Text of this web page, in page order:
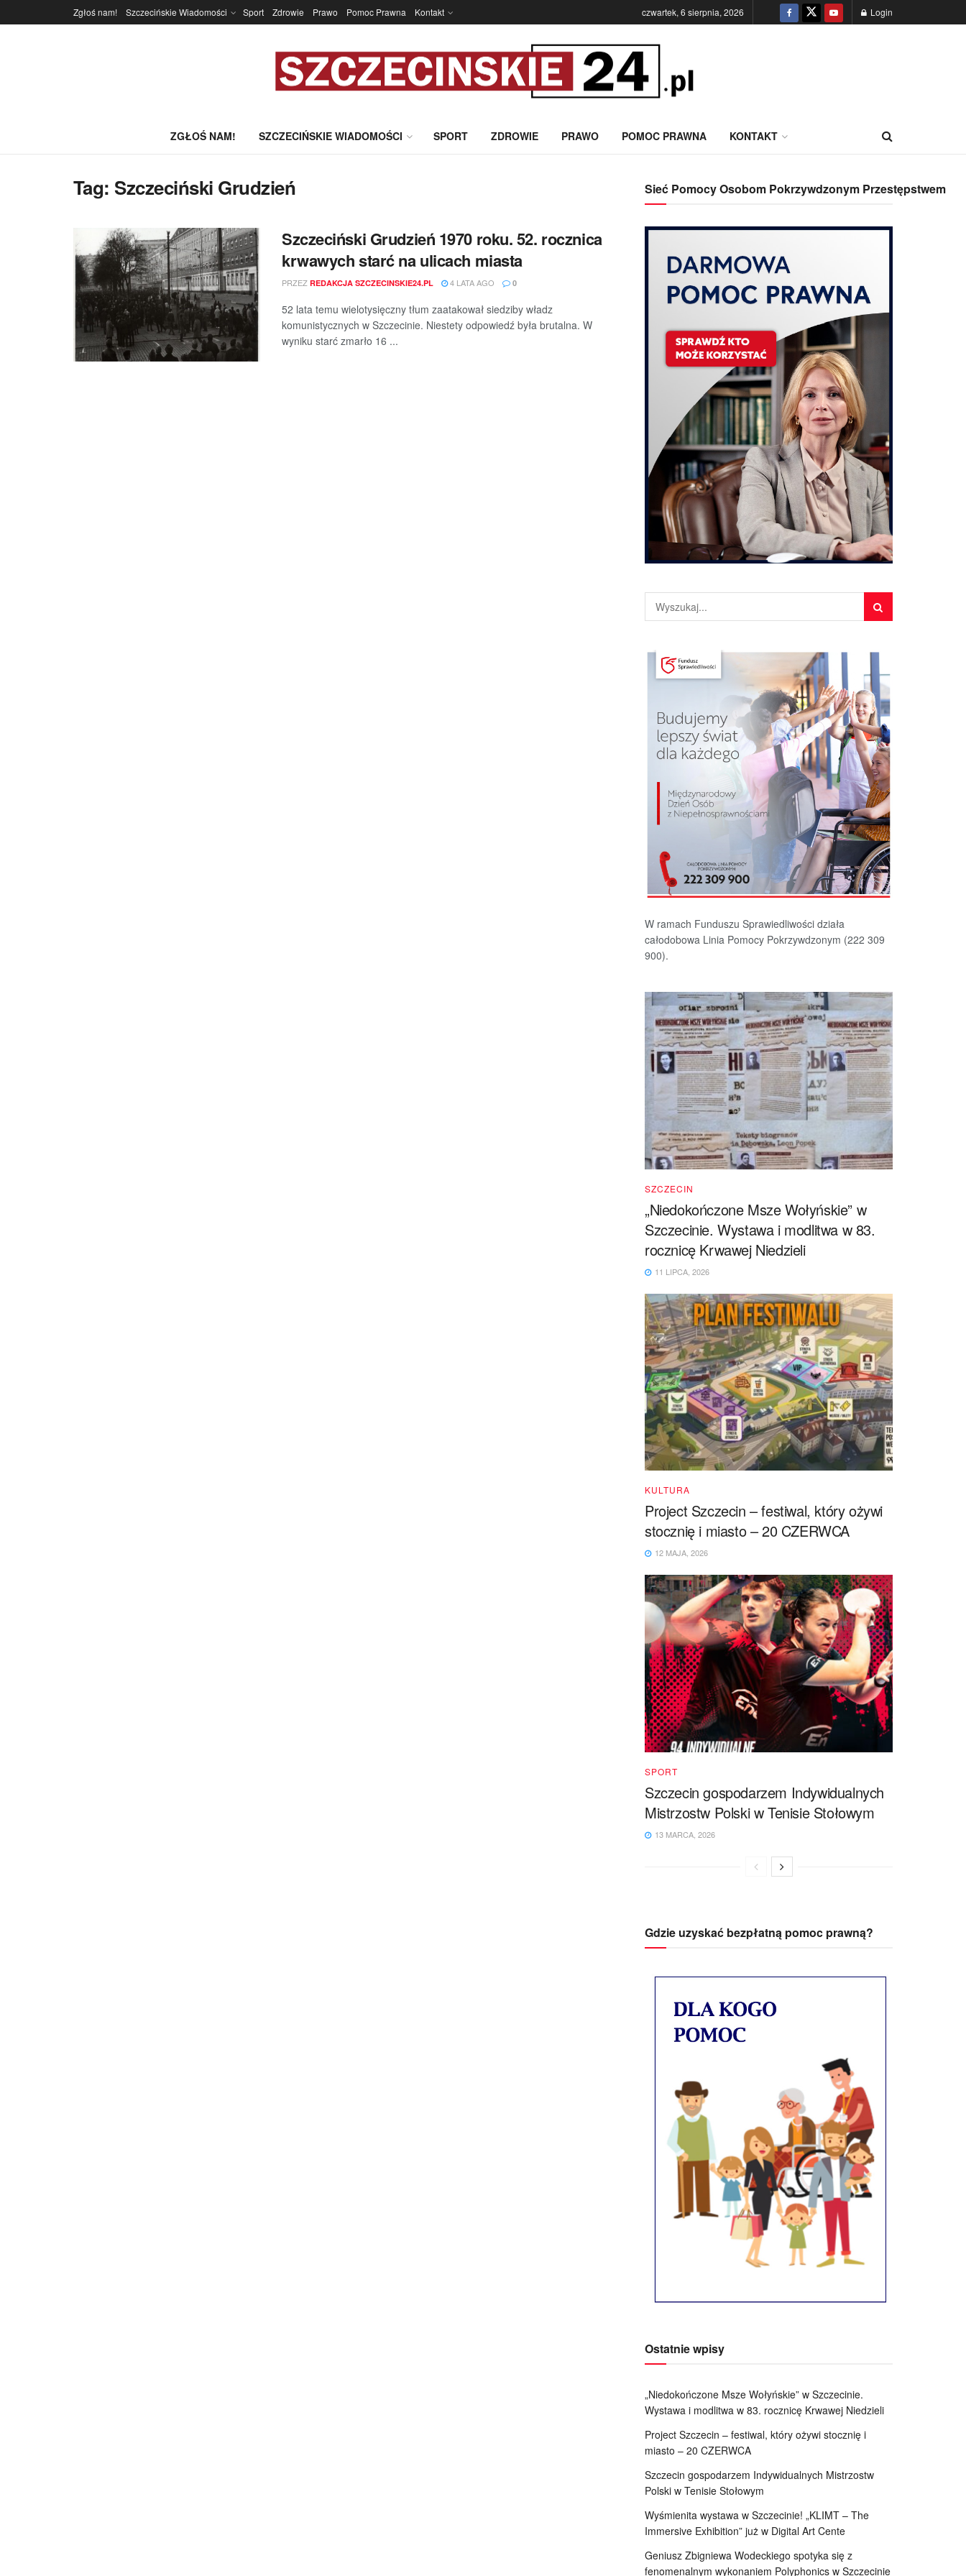
Zgłoś nam! Szczecińskie Wiadomości Sport Zdrowie Prawo Pomoc Prawna Kontakt czwartek, 6 sierpnia, 2026 Login
ZGŁOŚ NAM! SZCZECIŃSKIE WIADOMOŚCI SPORT ZDROWIE PRAWO POMOC PRAWNA KONTAKT
Tag: Szczeciński Grudzień
Szczeciński Grudzień 1970 roku. 52. rocznica
krwawych starć na ulicach miasta
PRZEZ REDAKCJA SZCZECINSKIE24.PL 4 LATA AGO 0
52 lata temu wielotysięczny tłum zaatakował siedziby władz
komunistycznych w Szczecinie. Niestety odpowiedź była brutalna. W
wyniku starć zmarło 16 ...
Sieć Pomocy Osobom Pokrzywdzonym Przestępstwem
W ramach Funduszu Sprawiedliwości działa
całodobowa Linia Pomocy Pokrzywdzonym (222 309
900).
SZCZECIN
„Niedokończone Msze Wołyńskie” w
Szczecinie. Wystawa i modlitwa w 83.
rocznicę Krwawej Niedzieli
11 LIPCA, 2026
KULTURA
Project Szczecin – festiwal, który ożywi
stocznię i miasto – 20 CZERWCA
12 MAJA, 2026
SPORT
Szczecin gospodarzem Indywidualnych
Mistrzostw Polski w Tenisie Stołowym
13 MARCA, 2026
Gdzie uzyskać bezpłatną pomoc prawną?
Ostatnie wpisy
„Niedokończone Msze Wołyńskie” w Szczecinie.
Wystawa i modlitwa w 83. rocznicę Krwawej Niedzieli
Project Szczecin – festiwal, który ożywi stocznię i
miasto – 20 CZERWCA
Szczecin gospodarzem Indywidualnych Mistrzostw
Polski w Tenisie Stołowym
Wyśmienita wystawa w Szczecinie! „KLIMT – The
Immersive Exhibition” już w Digital Art Cente
Geniusz Zbigniewa Wodeckiego spotyka się z
fenomenalnym wykonaniem Polyphonics w Szczecinie